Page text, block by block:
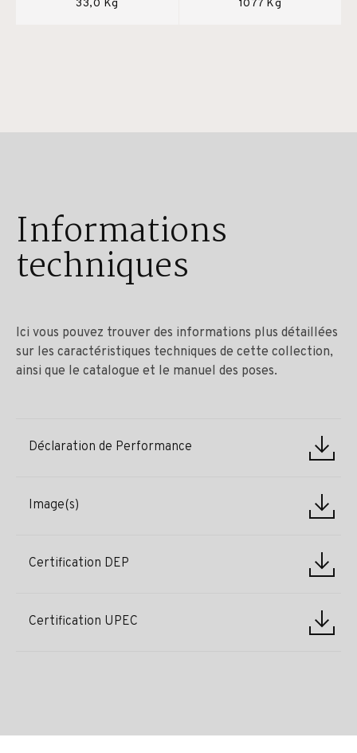
33,0 Kg 1077 Kg
Informations
techniques
Ici vous pouvez trouver des informations plus détaillées
sur les caractéristiques techniques de cette collection,
ainsi que le catalogue et le manuel des poses.
Déclaration de Performance
Image(s)
Certification DEP
Certification UPEC